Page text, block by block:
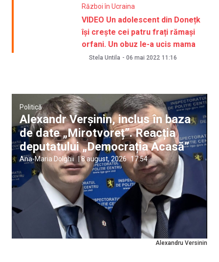
Război în Ucraina
VIDEO Un adolescent din Donețk
își crește cei patru frați rămași
orfani. Un obuz le-a ucis mama
Stela Untila - 06 mai 2022 11:16
Alexandru Versinin
Politică
Alexandr Verșinin, inclus în baza
de date „Mirotvoreț”. Reacția
deputatului „Democrația Acasă”
Ana-Maria Dolghii |8 august, 2026 17:54